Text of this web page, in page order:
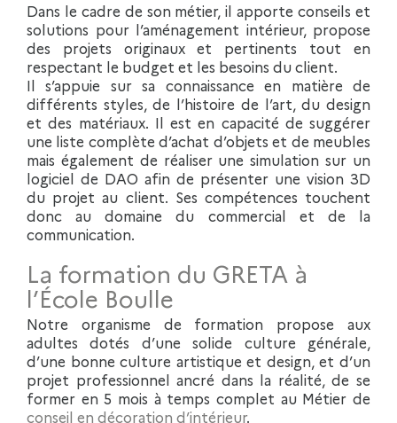
Dans le cadre de son métier, il apporte conseils et
solutions pour l’aménagement intérieur, propose
des projets originaux et pertinents tout en
respectant le budget et les besoins du client.
Il s’appuie sur sa connaissance en matière de
différents styles, de l’histoire de l’art, du design
et des matériaux. Il est en capacité de suggérer
une liste complète d’achat d’objets et de meubles
mais également de réaliser une simulation sur un
logiciel de DAO afin de présenter une vision 3D
du projet au client. Ses compétences touchent
donc au domaine du commercial et de la
communication.
La formation du GRETA à
l’École Boulle
Notre organisme de formation propose aux
adultes dotés d’une solide culture générale,
d’une bonne culture artistique et design, et d’un
projet professionnel ancré dans la réalité, de se
former en 5 mois à temps complet au Métier de
conseil en décoration d’intérieur.